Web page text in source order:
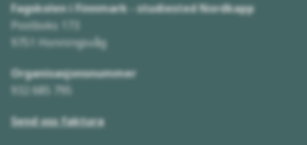
Fagskolen i Finnmark - studiested Nordkapp
Postboks 173
9751 Honningsvåg
Organisasjonsnummer
932 685 795
Send oss faktura